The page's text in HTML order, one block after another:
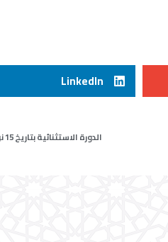
LinkedIn
الدورة الاستثنائية بتاريخ 15 نونبر2021